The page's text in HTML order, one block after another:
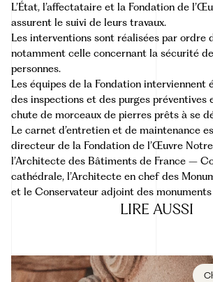
L’État, l’affectataire et la Fondation de
assurent le suivi de leurs travaux.
Les interventions sont réalisées par ordre
notamment celle concernant la sécurité
personnes.
Les équipes de la Fondation interviennent
des inspections et des purges préventives
chute de morceaux de pierres prêts à se
Le carnet d’entretien et de maintenance
directeur de la Fondation de l’Œuvre
l’Architecte des Bâtiments de France –
cathédrale, l’Architecte en chef des
et le Conservateur adjoint des
LIRE AUSSI